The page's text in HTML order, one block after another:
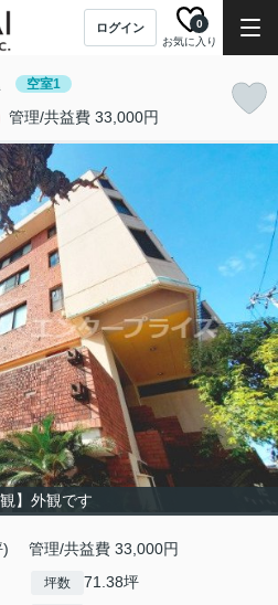
ログイン
お気に入り
0
空室1
管理/共益費 33,000円
観】外観です
) 管理/共益費 33,000円
坪数 71.38坪